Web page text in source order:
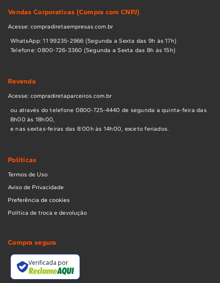
Vendas Corporativas (Compra com CNPJ)
Acesse: compradiretaempresas.com.br
WhatsApp: 11 99235-2966 (Segunda a Sexta das 9h às 17h)
Telefone: 0800-726-3360 (Segunda a Sexta das 8h às 15h)
Revenda
Acesse: compradiretaparceiros.com.br
ou através do telefone 0800-725-4440 de segunda a quinta-feira das
8h00 às 18h00,
e nas sextas-feiras das 8:00h às 14h00, exceto feriados.
Políticas
Termos de Uso
Aviso de Privacidade
Preferência de cookies
Política de troca e devolução
Compra segura
Verificada por